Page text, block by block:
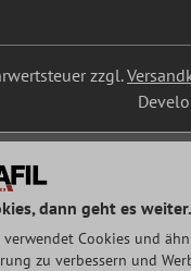
zzgl.
dann geht es
verwendet Cookies und
zu verbessern und